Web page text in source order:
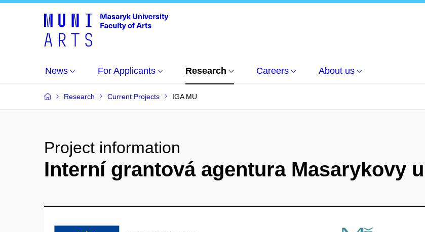
News For Applicants Research Careers About us
Research Current Projects IGA MU
Project information
Interní grantová agentura Masarykovy